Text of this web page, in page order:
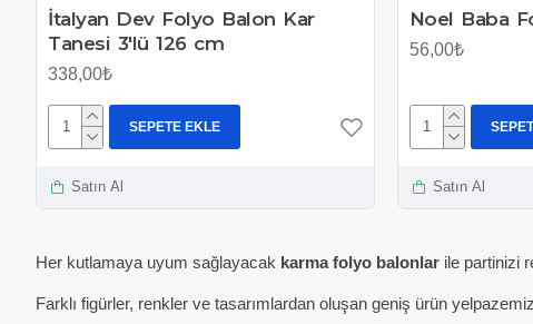
İtalyan Dev Folyo Balon Kar
Tanesi 3'lü 126 cm
338,00₺
SEPETE EKLE
Satın Al
Noel Baba
56,00₺
Satın Al